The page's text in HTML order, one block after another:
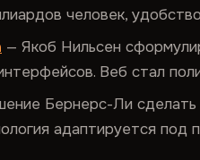
человек,
— Якоб Нильсен
Веб стал
Бернерс-Ли
адаптируется под